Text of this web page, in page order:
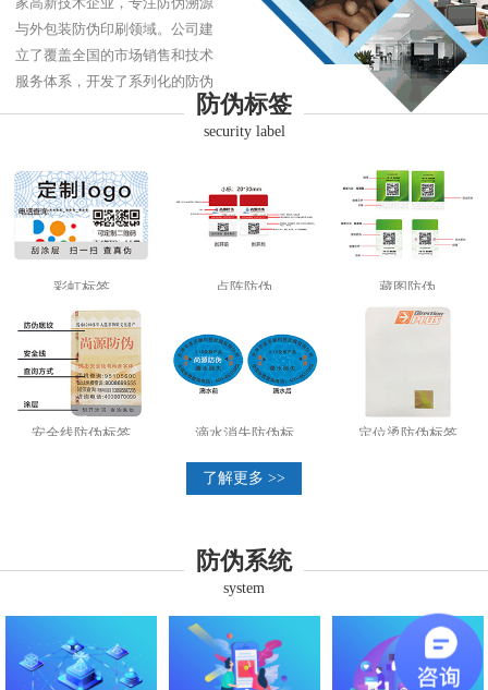
与外包装防伪印刷领域。公司建
立了覆盖全国的市场销售和技术
服务体系，开发了系列化的防伪
产品，以难仿制、易识别、优成
本的技术，经受住了市场的严酷
防伪标签
security label
彩虹标签 点阵防伪 藏图防伪
安全线防伪标签 滴水消失防伪标 定位烫防伪标签
了解更多 >>
防伪系统
system